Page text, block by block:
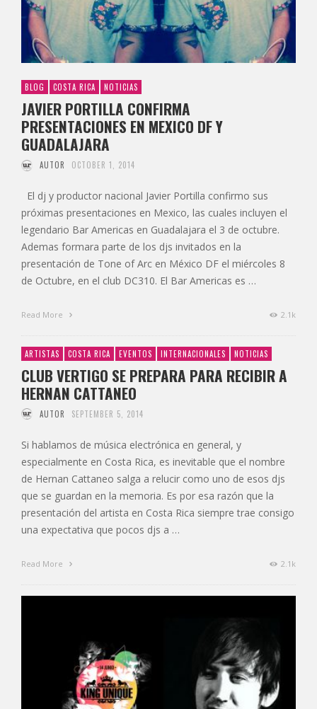
BLOG COSTA RICA NOTICIAS
JAVIER PORTILLA CONFIRMA
PRESENTACIONES EN MEXICO DF Y
GUADALAJARA
AUTOR OCTOBER 1, 2014
El dj y productor nacional Javier Portilla confirmo sus
próximas presentaciones en Mexico, las cuales incluyen el
legendario Bar Americas en Guadalajara el 3 de octubre.
Ademas formara parte de los djs invitados en la
presentación de Tone of Arc en México DF el miércoles 8
de Octubre, en el club DC310. El Bar Americas es …
Read More 2.1k
ARTISTAS COSTA RICA EVENTOS INTERNACIONALES NOTICIAS
CLUB VERTIGO SE PREPARA PARA RECIBIR A
HERNAN CATTANEO
AUTOR SEPTEMBER 5, 2014
Si hablamos de música electrónica en general, y
especialmente en Costa Rica, es inevitable que el nombre
de Hernan Cattaneo salga a relucir como uno de esos djs
que se guardan en la memoria. Es por esa razón que la
presentación del artista en Costa Rica siempre trae consigo
una expectativa que pocos djs a …
Read More 2.1k